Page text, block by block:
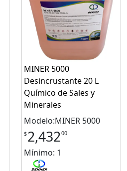
MINER 5000
Desincrustante 20 L
Químico de Sales y
Minerales
Modelo:MINER 5000
$2,43200
Mínimo: 1